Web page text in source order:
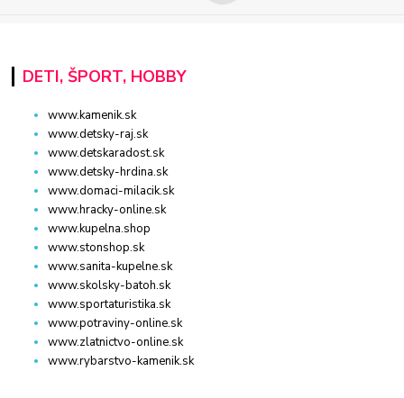
DETI, ŠPORT, HOBBY
www.kamenik.sk
www.detsky-raj.sk
www.detskaradost.sk
www.detsky-hrdina.sk
www.domaci-milacik.sk
www.hracky-online.sk
www.kupelna.shop
www.stonshop.sk
www.sanita-kupelne.sk
www.skolsky-batoh.sk
www.sportaturistika.sk
www.potraviny-online.sk
www.zlatnictvo-online.sk
www.rybarstvo-kamenik.sk